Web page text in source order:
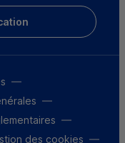
des cookies